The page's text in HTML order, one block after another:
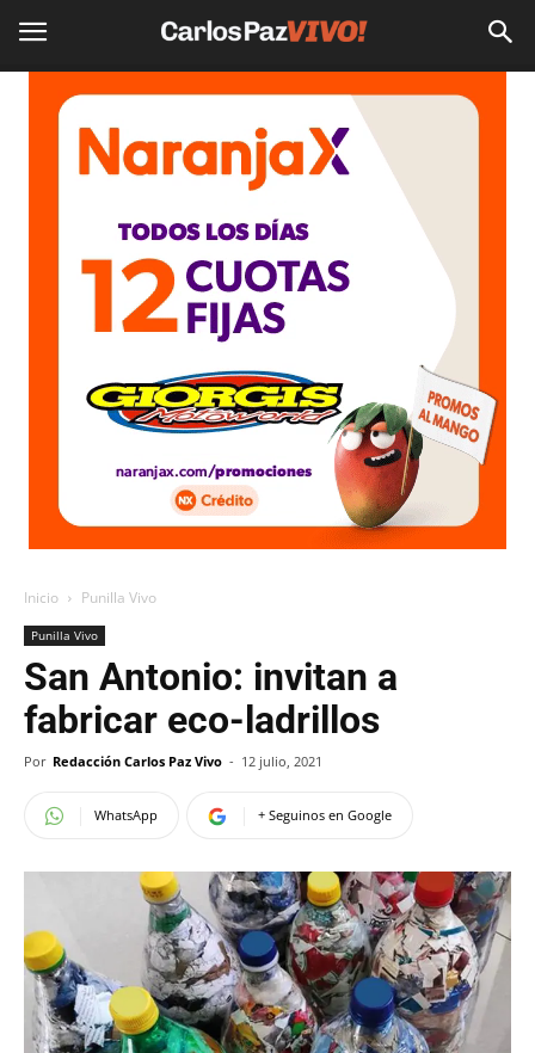
Inicio Punilla Vivo
Punilla Vivo
San Antonio: invitan a
fabricar eco-ladrillos
Por Redacción Carlos Paz Vivo - 12 julio, 2021
WhatsApp + Seguinos en Google